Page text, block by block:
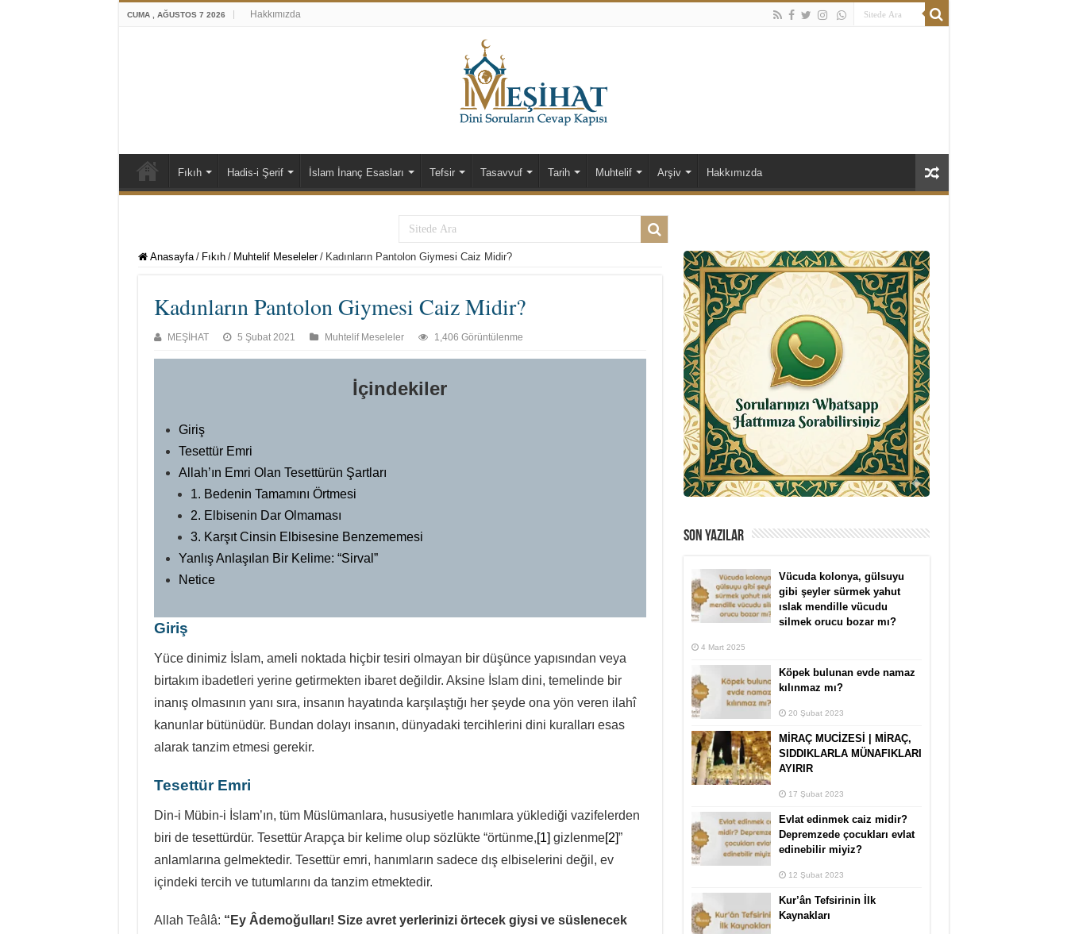
CUMA , AĞUSTOS 7 2026 Hakkımızda
Fıkıh Hadis-i Şerif İslam İnanç Esasları Tefsir Tasavvuf Tarih Muhtelif Arşiv Hakkımızda
Anasayfa / Fıkıh / Muhtelif Meseleler / Kadınların Pantolon Giymesi Caiz Midir?
Kadınların Pantolon Giymesi Caiz Midir?
MEŞİHAT 5 Şubat 2021 Muhtelif Meseleler 1,406 Görüntülenme
İçindekiler
Giriş
Tesettür Emri
Allah’ın Emri Olan Tesettürün Şartları
1. Bedenin Tamamını Örtmesi
2. Elbisenin Dar Olmaması
3. Karşıt Cinsin Elbisesine Benzememesi
Yanlış Anlaşılan Bir Kelime: “Sirval”
Netice
Giriş
Yüce dinimiz İslam, ameli noktada hiçbir tesiri olmayan bir düşünce yapısından veya
birtakım ibadetleri yerine getirmekten ibaret değildir. Aksine İslam dini, temelinde bir
inanış olmasının yanı sıra, insanın hayatında karşılaştığı her şeyde ona yön veren ilahî
kanunlar bütünüdür. Bundan dolayı insanın, dünyadaki tercihlerini dini kuralları esas
alarak tanzim etmesi gerekir.
Tesettür Emri
Din-i Mübin-i İslam’ın, tüm Müslümanlara, hususiyetle hanımlara yüklediği vazifelerden
biri de tesettürdür. Tesettür Arapça bir kelime olup sözlükte “örtünme,[1] gizlenme[2]”
anlamlarına gelmektedir. Tesettür emri, hanımların sadece dış elbiselerini değil, ev
içindeki tercih ve tutumlarını da tanzim etmektedir.
Allah Teâlâ: “Ey Âdemoğulları! Size avret yerlerinizi örtecek giysi ve süslenecek
SON YAZILAR
Vücuda kolonya, gülsuyu
gibi şeyler sürmek yahut
ıslak mendille vücudu
silmek orucu bozar mı?
4 Mart 2025
Köpek bulunan evde namaz
kılınmaz mı?
20 Şubat 2023
MİRAÇ MUCİZESİ | MİRAÇ,
SIDDIKLARLA MÜNAFIKLARI
AYIRIR
17 Şubat 2023
Evlat edinmek caiz midir?
Depremzede çocukları evlat
edinebilir miyiz?
12 Şubat 2023
Kur’ân Tefsirinin İlk
Kaynakları